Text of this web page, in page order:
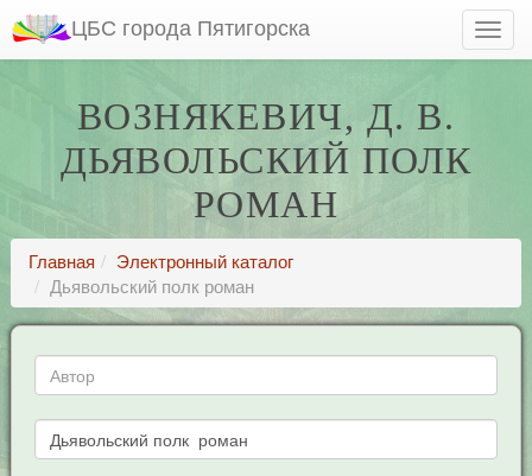
ЦБС города Пятигорска
ВОЗНЯКЕВИЧ, Д. В.
ДЬЯВОЛЬСКИЙ ПОЛК
РОМАН
Главная
Электронный каталог
Дьявольский полк роман